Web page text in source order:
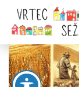
Skip
content